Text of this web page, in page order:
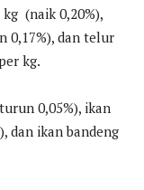
(naik 0,20%),
0,17%), dan telur
kg.
0,05%), ikan
dan ikan bandeng